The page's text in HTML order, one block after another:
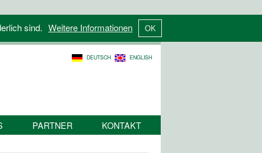
sind. Weitere Informationen
DEUTSCH ENGLISH
PARTNER KONTAKT